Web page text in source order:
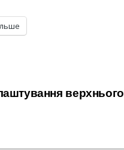
верхнього